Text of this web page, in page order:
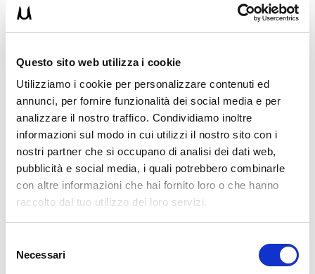
Questo sito web utilizza i cookie
Utilizziamo i cookie per personalizzare contenuti ed
annunci, per fornire funzionalità dei social media e per
analizzare il nostro traffico. Condividiamo inoltre
informazioni sul modo in cui utilizzi il nostro sito con i
nostri partner che si occupano di analisi dei dati web,
pubblicità e social media, i quali potrebbero combinarle
con altre informazioni che hai fornito loro o che hanno
raccolto dal tuo utilizzo dei loro servizi.
delNecessari
Afferra la sbarra ad una larghezza poco più ampia delle spalle;
Inclina il tuo corpo e mantienilo rigido come nella posizione
di plank;
Espira dalla bocca e porta il petto a toccare la sbarra;
Inspira dal naso e riabbassati lentamente senza perdere
l’allineamento del corpo;
Esegui 10/12 ripetizioni;
Ripeti 3-4 serie
Questo è un ottimo esercizio per lavorare tutta la muscolatura di
Prendi 2 sedie e un manico di scopa ed esegui l’esercizio